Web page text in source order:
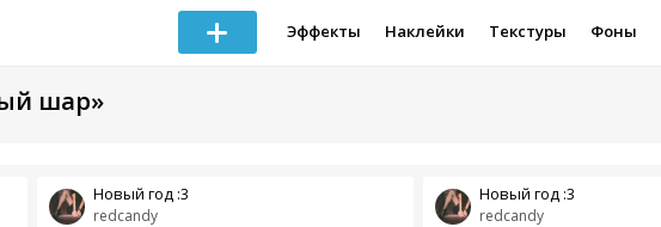
Эффекты Наклейки Текстуры Фоны
шар»
redcandy
Новый год :3
redcandy
Новый год :3